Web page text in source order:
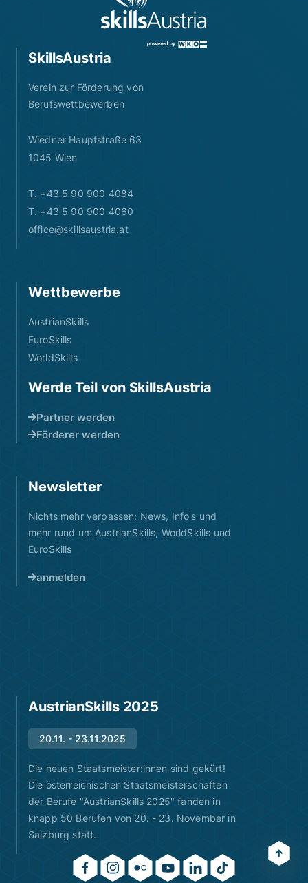
SkillsAustria
Verein zur Förderung von
Berufswettbewerben
Wiedner Hauptstraße 63
1045 Wien
T. +43 5 90 900 4084
T. +43 5 90 900 4060
office@skillsaustria.at
Wettbewerbe
AustrianSkills
EuroSkills
WorldSkills
Werde Teil von SkillsAustria
Partner werden
Förderer werden
Newsletter
Nichts mehr verpassen: News, Info's und
mehr rund um AustrianSkills, WorldSkills und
EuroSkills
anmelden
AustrianSkills 2025
20.11. - 23.11.2025
Die neuen Staatsmeister:innen sind gekürt!
Die österreichischen Staatsmeisterschaften
der Berufe "AustrianSkills 2025" fanden in
knapp 50 Berufen von 20. - 23. November in
Salzburg statt.